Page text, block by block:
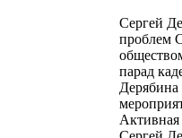
Сергей
проблем
парад
Дерябина
Активная